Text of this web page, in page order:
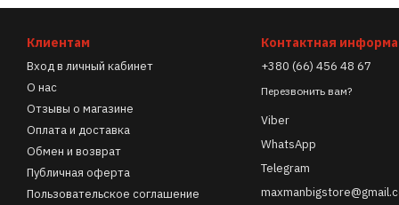
Клиентам
Вход в личный кабинет
О нас
Отзывы о магазине
Оплата и доставка
Обмен и возврат
Публичная оферта
Пользовательское соглашение
Контактная
+380 (66) 456 48 67
Перезвонить вам?
Viber
WhatsApp
Telegram